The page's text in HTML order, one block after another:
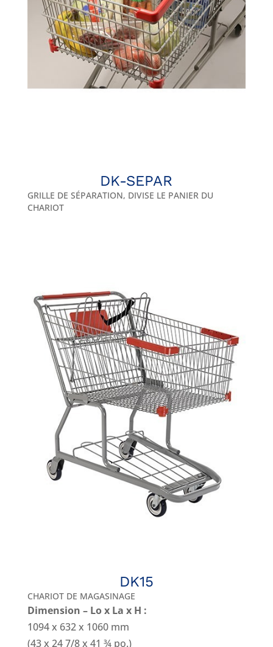
DK-SEPAR
GRILLE DE SÉPARATION, DIVISE LE PANIER DU
CHARIOT
DK15
CHARIOT DE MAGASINAGE
Dimension – Lo x La x H :
1094 x 632 x 1060 mm
(43 x 24 7/8 x 41 ¾ po.)